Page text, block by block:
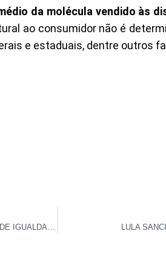
da molécula vendido às
ao consumidor não é
e estaduais, dentre outros
66% DOS MUNICÍPIOS DO RN NÃO TÊM ESTRUTURA PARA POLÍTICAS DE IGUALDADE RACIAL, APONTA IBGE LULA